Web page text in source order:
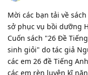
Mời các bạn tải về
sở phục vụ bồi dưỡng
Cuốn sách "26 Đề
sinh giỏi" do tác giả
các em 26 đề Tiếng
các em rèn luyện kĩ